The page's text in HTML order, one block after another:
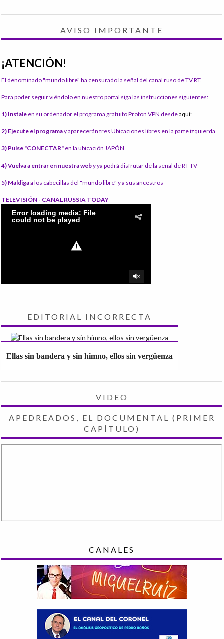
AVISO IMPORTANTE
¡ATENCIÓN!
El denominado "mundo libre" ha censurado la señal del canal ruso de TV RT.
Para poder seguir viéndolo en nuestro portal siga las instrucciones siguientes:
1) Instale en su ordenador el programa gratuito Proton VPN desdeaquí:
2) Ejecute el programay aparecerán tres Ubicaciones libres en la parte izquierda
3) Pulse "CONECTAR" en la ubicación JAPÓN
4) Vuelva a entrar en nuestra weby ya podrá disfrutar de la señal de RT TV
5) Maldigaa los cabecillas del "mundo libre" y a sus ancestros
TELEVISIÓN - CANAL RUSSIA TODAY
EDITORIAL INCORRECTA
Ellas sin bandera y sin himno, ellos sin vergüenza
VIDEO
APEDREADOS, EL DOCUMENTAL (PRIMER
CAPÍTULO)
CANALES